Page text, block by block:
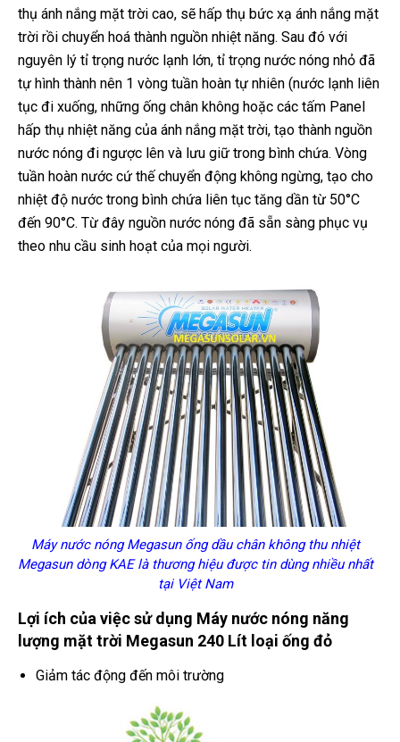
thụ ánh nắng mặt trời cao, sẽ hấp thụ bức xạ ánh nắng mặt
trời rồi chuyển hoá thành nguồn nhiệt năng. Sau đó với
nguyên lý tỉ trọng nước lạnh lớn, tỉ trọng nước nóng nhỏ đã
tự hình thành nên 1 vòng tuần hoàn tự nhiên (nước lạnh liên
tục đi xuống, những ống chân không hoặc các tấm Panel
hấp thụ nhiệt năng của ánh nắng mặt trời, tạo thành nguồn
nước nóng đi ngược lên và lưu giữ trong bình chứa. Vòng
tuần hoàn nước cứ thế chuyển động không ngừng, tạo cho
nhiệt độ nước trong bình chứa liên tục tăng dần từ 50°C
đến 90°C. Từ đây nguồn nước nóng đã sẵn sàng phục vụ
theo nhu cầu sinh hoạt của mọi người.
Máy nước nóng Megasun ống dầu chân không thu nhiệt
Megasun dòng KAE là thương hiệu được tin dùng nhiều nhất
tại Việt Nam
Lợi ích của việc sử dụng Máy nước nóng năng
lượng mặt trời Megasun 240 Lít loại ống đỏ
Giảm tác động đến môi trường